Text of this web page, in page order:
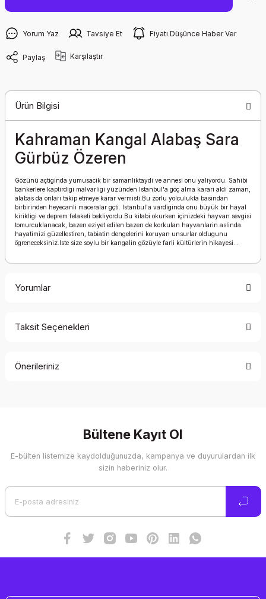
Yorum Yaz Tavsiye Et Fiyatı Düşünce Haber Ver
Paylaş Karşılaştır
Ürün Bilgisi
Kahraman Kangal Alabaş Sara
Gürbüz Özeren
Gözünü açtiginda yumusacik bir samanliktaydi ve annesi onu yaliyordu. Sahibi
bankerlere kaptirdigi malvarligi yüzünden Istanbul'a göç alma karari aldi zaman,
alabas da onlari takip etmeye karar vermisti.Bu zorlu yolculukta basindan
birbirinden heyecanli maceralar gçti. Istanbul'a vardiginda onu büyük bir hayal
kirikligi ve deprem felaketi bekliyordu.Bu kitabi okurken içinizdeki hayvan sevgisi
tomurcuklanacak, bazen eziyet edilen bazen de korkulan hayvanlarin aslinda
hayatimizi güzellestiren, tabiatin dengelerini koruyan unsurlar oldugunu
ögreneceksiniz.Iste size soylu bir kangalin gözüyle farli kültürlerin hikayesi...
Yorumlar
Taksit Seçenekleri
Önerileriniz
Görüş ve önerileriniz için teşekkür ederiz.
Ürün resmi kalitesiz, bozuk veya görüntülenemiyor.
Bültene Kayıt Ol
E-bülten listemize kaydolduğunuzda, kampanya ve duyurulardan ilk
sizin haberiniz olur.